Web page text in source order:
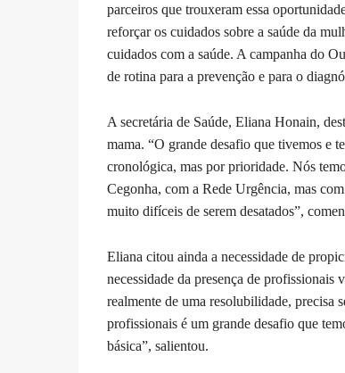
parceiros que trouxeram essa
reforçar os cuidados sobre a saúde da
cuidados com a saúde. A campanha do
de rotina para a prevenção e para o
A secretária de Saúde, Eliana Honain,
mama. “O grande desafio que tivemos e
cronológica, mas por prioridade. Nós
Cegonha, com a Rede Urgência, mas
muito difíceis de serem desatados”,
Eliana citou ainda a necessidade de
necessidade da presença de
realmente de uma resolubilidade, precisa
profissionais é um grande desafio que
básica”, salientou.